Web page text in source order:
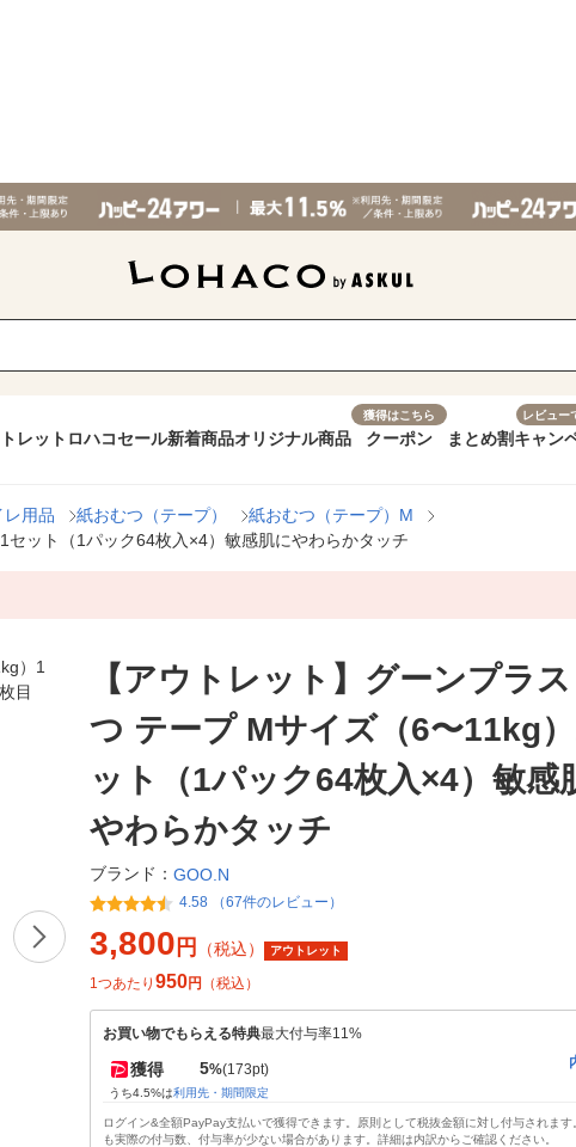
レット ロハコセール新着商品オリジナル商品
獲得はこちら
クーポン まとめ割
レビュー
キャン
レ用品 紙おむつ（テープ）
紙おむつ（テープ）M
セット（1パック64枚入×4）敏感肌にやわらかタッチ
【アウトレット】グーンプラ
つ テープ Mサイズ（6〜11kg
ット（1パック64枚入×4）敏感
やわらかタッチ
ブランド： GOO.N
4.58 （67件のレビュー）
3,800 円 （税込） アウトレット
1つあたり 950円 （税込）
お買い物でもらえる特典最大付与率11%
獲得 5%(173pt)
うち4.5%は利用先・期間限定
ログイン&全額PayPay支払いで獲得できます。原則として税抜金額に対し付与されます
も実際の付与数、付与率が少ない場合があります。詳細は内訳からご確認ください。